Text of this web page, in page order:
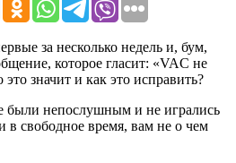
за несколько недель и, бум,
которое гласит: «VAC не
значит и как это исправить?
были непослушным и не игрались
в свободное время, вам не о чем